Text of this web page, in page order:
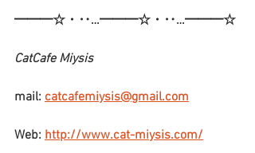
━━━☆・‥…━━━☆・‥…━━━☆
CatCafe Miysis
mail: catcafemiysis@gmail.com
Web: http://www.cat-miysis.com/